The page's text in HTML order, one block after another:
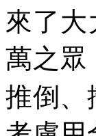
來了
萬之眾
推倒、